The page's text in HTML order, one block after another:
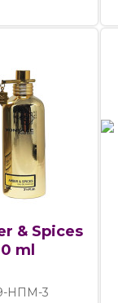
& Spices
ml
НПМ-3